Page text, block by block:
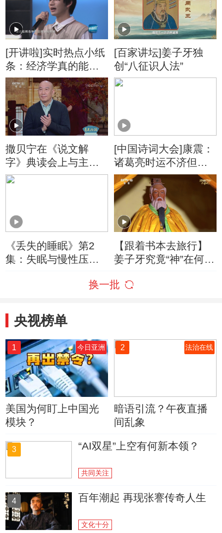
[开讲啦]实时热点小纸
条：经济学真的能解
释一切吗？
[百家讲坛]姜子牙独
创“八征识人法”
撒贝宁在《说文解
字》典读会上与主创
人员畅聊剧本创作
[中国诗词大会]康震：
诸葛亮时运不济但忠
心可鉴
《丢失的睡眠》第2
集：失眠与慢性压力
【跟着书本去旅行】
姜子牙究竟“神”在何
漫“成神”之路！
换一批
央视榜单
1 今日亚洲
美国为何盯上中国光
模块？
2 法治在线
暗语引流？午夜直播
间乱象
3 “AI双星”上空有何新本领？
共同关注
4 百年潮起 再现张謇传奇人生
文化十分